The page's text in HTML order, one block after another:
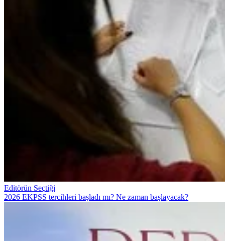
Editörün Seçtiği
2026 EKPSS tercihleri başladı mı? Ne zaman başlayacak?